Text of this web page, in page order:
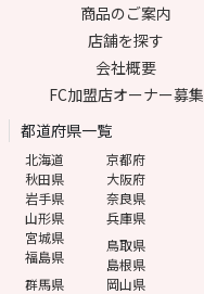
商品のご案内
店舗を探す
会社概要
FC加盟店オーナー募集
都道府県一覧
北海道
秋田県
岩手県
山形県
宮城県
福島県
群馬県
京都府
大阪府
奈良県
兵庫県
鳥取県
島根県
岡山県